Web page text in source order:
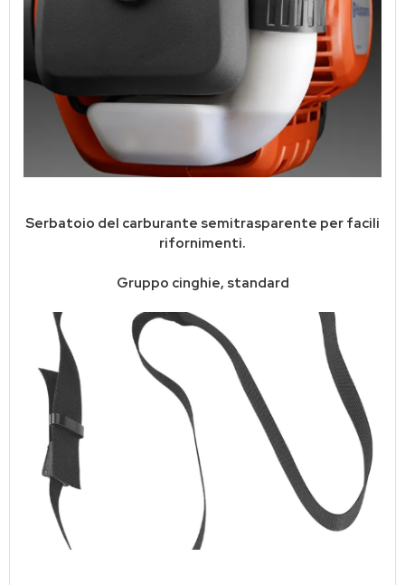
Serbatoio del carburante semitrasparente per facili
rifornimenti.
Gruppo cinghie, standard